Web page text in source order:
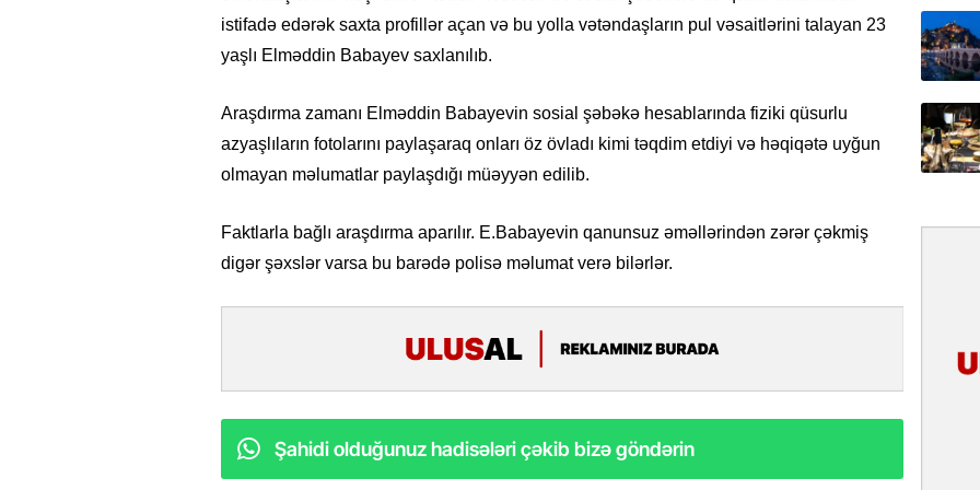
istifadə edərək saxta profillər açan və bu yolla vətəndaşların pul vəsaitlərini talayan 23
yaşlı Elməddin Babayev saxlanılıb.
Araşdırma zamanı Elməddin Babayevin sosial şəbəkə hesablarında fiziki qüsurlu
azyaşlıların fotolarını paylaşaraq onları öz övladı kimi təqdim etdiyi və həqiqətə uyğun
olmayan məlumatlar paylaşdığı müəyyən edilib.
Faktlarla bağlı araşdırma aparılır. E.Babayevin qanunsuz əməllərindən zərər çəkmiş
digər şəxslər varsa bu barədə polisə məlumat verə bilərlər.
Şahidi olduğunuz hadisələri çəkib bizə göndərin
İlin ilk
çox
Yeni